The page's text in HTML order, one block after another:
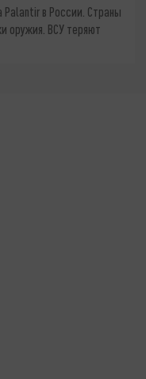
Palantir в России. Страны
оружия. ВСУ теряют